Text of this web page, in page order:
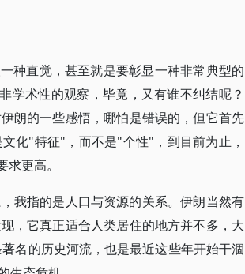
种直觉，甚至就是要彰显一种非常典型的
学术性的观察，毕竟，又有谁不纠结呢？
朗的一些感悟，哪怕是错误的，但它首先
化"特征"，而不是"个性"，到目前为止，
更高。
我指的是人口与资源的关系。伊朗当然有
，它真正适合人类居住的地方并不多，大
名的历史河流，也是最近这些年开始干涸